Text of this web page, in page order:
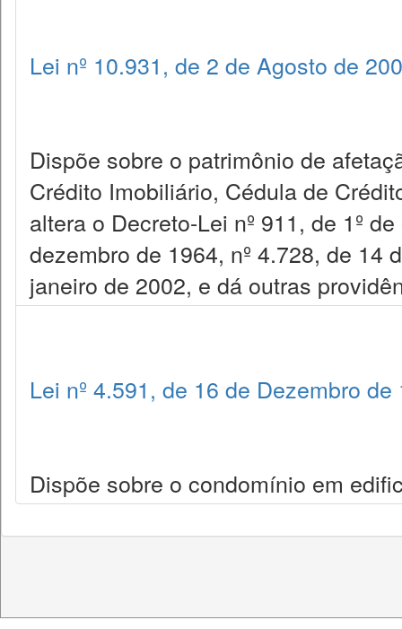
Lei nº 10.931, de 2 de Agosto de
Dispõe sobre o patrimônio de
Crédito Imobiliário, Cédula de
altera o Decreto-Lei nº 911, de 1º
dezembro de 1964, nº 4.728, de 14
janeiro de 2002, e dá outras
Lei nº 4.591, de 16 de Dezembro de
Dispõe sobre o condomínio em